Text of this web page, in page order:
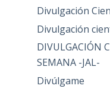
Divulgación
Divulgación
DIVULGACIÓN
SEMANA -JAL-
Divúlgame